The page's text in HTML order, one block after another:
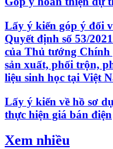
Lấy ý kiến góp ý đối
Quyết định số 53/
của Thủ tướng Chính
sản xuất, phối trộn,
liệu sinh học tại Việt
Lấy ý kiến về hồ sơ
thực hiện giá bán điện
Xem nhiều